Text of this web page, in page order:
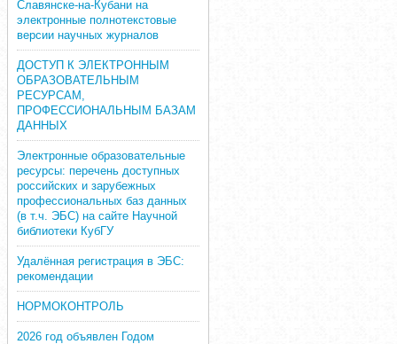
Славянске-на-Кубани на
электронные полнотекстовые
версии научных журналов
ДОСТУП К ЭЛЕКТРОННЫМ
ОБРАЗОВАТЕЛЬНЫМ
РЕСУРСАМ,
ПРОФЕССИОНАЛЬНЫМ БАЗАМ
ДАННЫХ
Электронные образовательные
ресурсы: перечень доступных
российских и зарубежных
профессиональных баз данных
(в т.ч. ЭБС) на сайте Научной
библиотеки КубГУ
Удалённая регистрация в ЭБС:
рекомендации
НОРМОКОНТРОЛЬ
2026 год объявлен Годом